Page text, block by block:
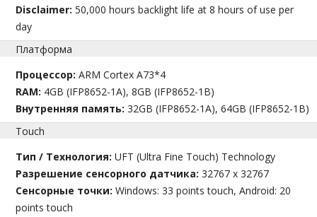
Disclaimer:50,000 hours backlight life at 8 hours of use per
day
Платформа
Процессор:ARM Cortex A73*4
RAM: 4GB (IFP8652-1A), 8GB (IFP8652-1B)
Внутренняя память:32GB (IFP8652-1A), 64GB (IFP8652-1B)
Touch
Тип / Технология:UFT (Ultra Fine Touch) Technology
Разрешение сенсорного датчика:32767 x 32767
Сенсорные точки:Windows: 33 points touch, Android: 20
points touch